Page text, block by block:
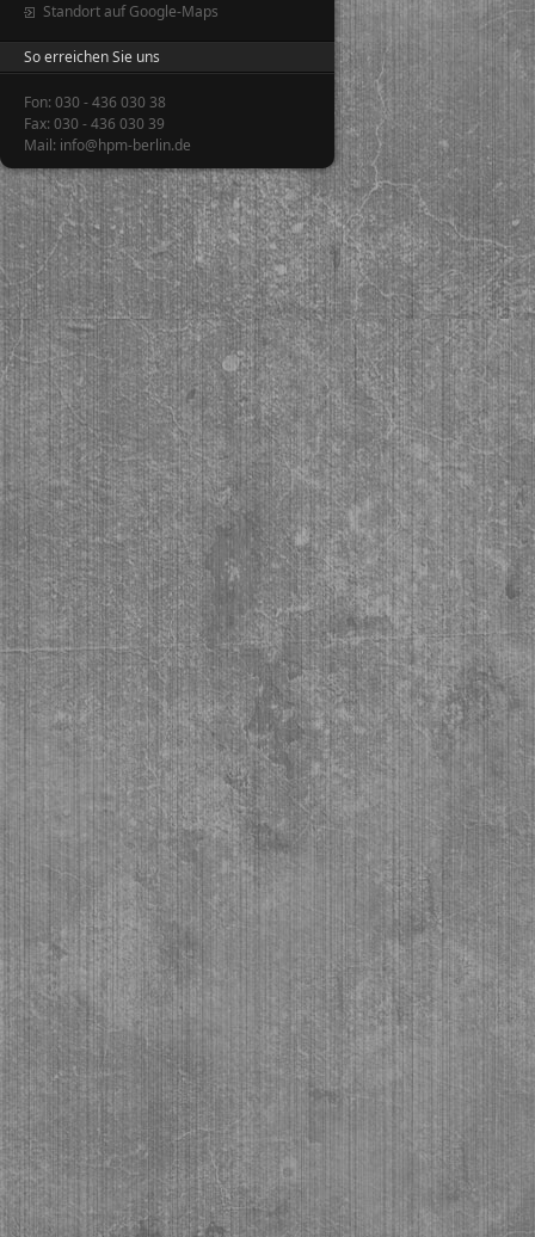
Standort auf Google-Maps
So erreichen Sie uns
Fon: 030 - 436 030 38
Fax: 030 - 436 030 39
Mail: info@hpm-berlin.de